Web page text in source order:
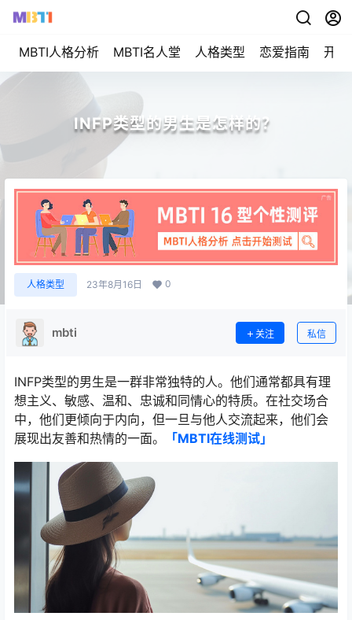
MBTI人格分析 MBTI名人堂 人格类型 恋爱指南 开始
INFP类型的男生是怎样的？
人格类型 23年8月16日 0
mbti 关注 私信
INFP类型的男生是一群非常独特的人。他们通常都具有理
想主义、敏感、温和、忠诚和同情心的特质。在社交场合
中，他们更倾向于内向，但一旦与他人交流起来，他们会
展现出友善和热情的一面。
「MBTI在线测试​」